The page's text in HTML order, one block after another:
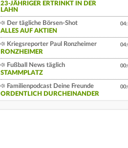
23-JÄHRIGER ERTRINKT IN DER
LAHN
Der tägliche Börsen-Shot
ALLES AUF AKTIEN
Kriegsreporter Paul Ronzheimer
RONZHEIMER
Fußball News täglich
STAMMPLATZ
Familienpodcast Deine Freunde
ORDENTLICH DURCHEINANDER